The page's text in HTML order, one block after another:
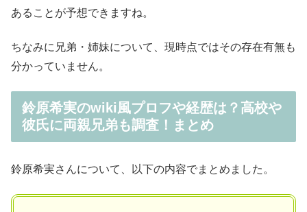
あることが予想できますね。
ちなみに兄弟・姉妹について、現時点ではその存在有無も
分かっていません。
鈴原希実のwiki風プロフや経歴は？高校や
彼氏に両親兄弟も調査！まとめ
鈴原希実さんについて、以下の内容でまとめました。